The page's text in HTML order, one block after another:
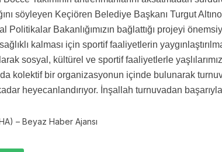
söyleyen Keçiören Belediye Başkanı Turgut
Politikalar Bakanlığımızın bağlattığı projeyi
kalması için sportif faaliyetlerin
sosyal, kültürel ve sportif faaliyetlerle
kolektif bir organizasyonun içinde bulunarak
heyecanlandırıyor. İnşallah turnuvadan
– Beyaz Haber Ajansı